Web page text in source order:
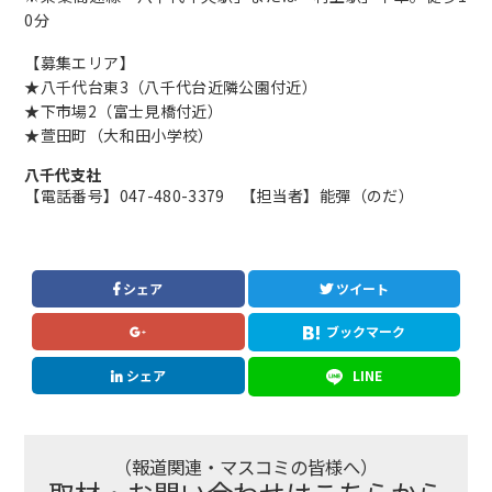
0分
【募集エリア】
★八千代台東3（八千代台近隣公園付近）
★下市場2（富士見橋付近）
★萱田町（大和田小学校）
八千代支社
【電話番号】047-480-3379 【担当者】能彈（のだ）
シェア ツイート
ブックマーク
シェア LINE
（報道関連・マスコミの皆様へ）